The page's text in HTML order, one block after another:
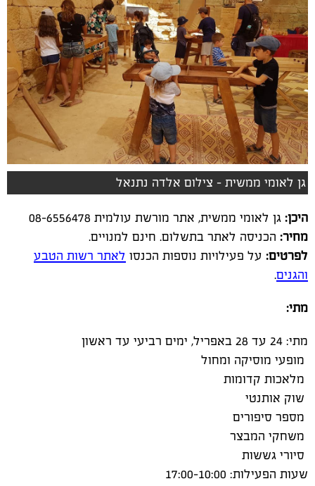
גן לאומי ממשית - צילום אלדה נתנאל
היכן: גן לאומי ממשית, אתר מורשת עולמית 08-6556478
מחיר: הכניסה לאתר בתשלום. חינם למנויים.
לפרטים: על פעילויות נוספות הכנסו לאתר רשות הטבע
והגנים.
מתי:
מתי: 24 עד 28 באפריל, ימים רביעי עד ראשון
מופעי מוסיקה ומחול
מלאכות קדומות
שוק אותנטי
מספר סיפורים
משחקי המבצר
סיורי גששות
שעות הפעילות: 17:00-10:00